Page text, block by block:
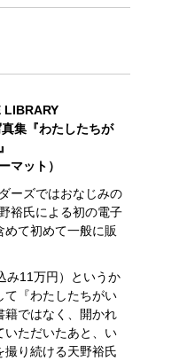
LIBRARY
集『わたしたちが
マット）
ーズではおなじみの
裕氏による初の電子
て初めて一般に販
み11万円）というか
て『わたしたちがい
籍ではなく、開かれ
いただいたあと、い
撮り続ける天野裕氏